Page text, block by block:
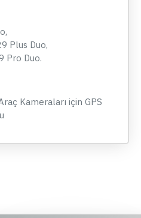
Plus Duo,
Pro Duo.
Kameraları için GPS